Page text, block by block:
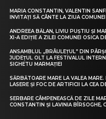
MARIA CONSTANTIN, VALENTIN
INVITAȚI SĂ CÂNTE LA ZIUA
ANDREEA BĂLAN, LIVIU PUȘTIU ȘI
XI-A EDIȚIE A ZILEI COMUNEI OSICA
ANSAMBLUL „BRÂULEȚUL” DIN
JUDEȚUL OLT LA FESTIVALUL
SIGHETU MARMAȚIEI
SĂRBĂTOARE MARE LA VALEA
LASERE ȘI FOC DE ARTIFICII LA CEA
SERBARE CÂMPENEASCĂ DE ZILE
CONSTANTIN ȘI LAVINIA BÎRSOGHE,